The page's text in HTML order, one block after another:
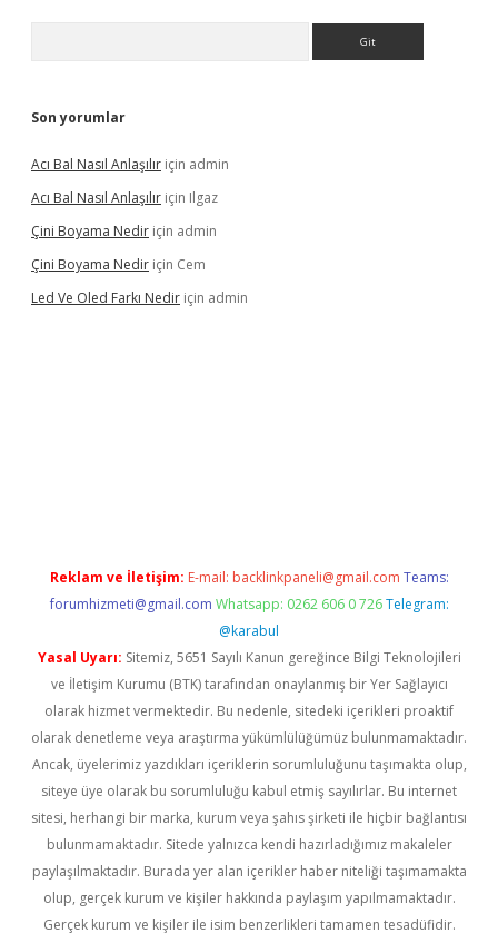
Son yorumlar
Acı Bal Nasıl Anlaşılır için admin
Acı Bal Nasıl Anlaşılır için Ilgaz
Çini Boyama Nedir için admin
Çini Boyama Nedir için Cem
Led Ve Oled Farkı Nedir için admin
Reklam ve İletişim: E-mail: backlinkpaneli@gmail.com Teams:
forumhizmeti@gmail.com Whatsapp: 0262 606 0 726 Telegram:
@karabul
Yasal Uyarı: Sitemiz, 5651 Sayılı Kanun gereğince Bilgi Teknolojileri
ve İletişim Kurumu (BTK) tarafından onaylanmış bir Yer Sağlayıcı
olarak hizmet vermektedir. Bu nedenle, sitedeki içerikleri proaktif
olarak denetleme veya araştırma yükümlülüğümüz bulunmamaktadır.
Ancak, üyelerimiz yazdıkları içeriklerin sorumluluğunu taşımakta olup,
siteye üye olarak bu sorumluluğu kabul etmiş sayılırlar. Bu internet
sitesi, herhangi bir marka, kurum veya şahıs şirketi ile hiçbir bağlantısı
bulunmamaktadır. Sitede yalnızca kendi hazırladığımız makaleler
paylaşılmaktadır. Burada yer alan içerikler haber niteliği taşımamakta
olup, gerçek kurum ve kişiler hakkında paylaşım yapılmamaktadır.
Gerçek kurum ve kişiler ile isim benzerlikleri tamamen tesadüfidir.